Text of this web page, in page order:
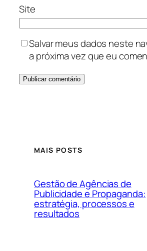
Site
Salvar meus dados neste
a próxima vez que eu
MAIS POSTS
Gestão de Agências de
Publicidade e Propaganda:
estratégia, processos e
resultados